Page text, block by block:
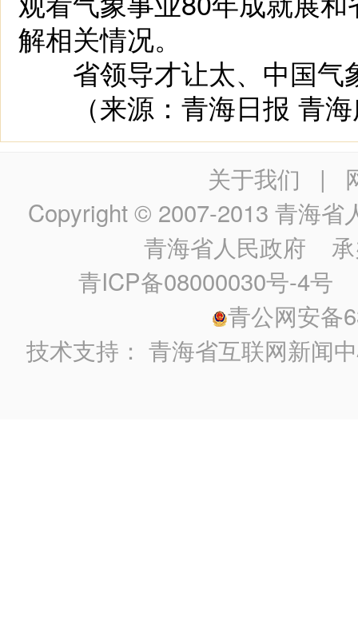
解相关情况。
省领导才让太、中国气
（来源：青海日报 青海
关于我们 |
Copyright © 2007-2013 青海省
青海省人民政府 承
青ICP备08000030号-4号
青公网安备
技术支持：青海省互联网新闻